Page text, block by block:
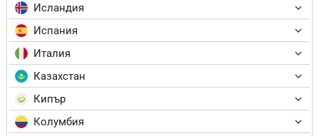
Исландия
Испания
Италия
Казахстан
Кипър
Колумбия